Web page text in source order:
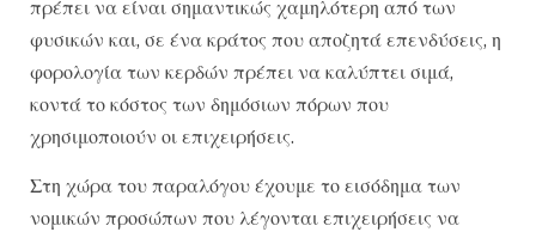
πρέπει να είναι σημαντικώς χαμηλότερη από των
φυσικών και, σε ένα κράτος που αποζητά επενδύσεις, η
φορολογία των κερδών πρέπει να καλύπτει σιμά,
κοντά το κόστος των δημόσιων πόρων που
χρησιμοποιούν οι επιχειρήσεις.
Στη χώρα του παραλόγου έχουμε το εισόδημα των
νομικών προσώπων που λέγονται επιχειρήσεις να